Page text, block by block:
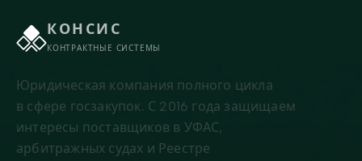
КОНСИС
КОНТРАКТНЫЕ СИСТЕМЫ
Юридическая компания полного цикла
в сфере госзакупок. С 2016 года защищаем
интересы поставщиков в УФАС,
арбитражных судах и Реестре